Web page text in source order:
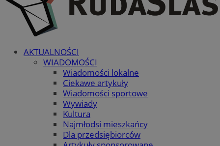
AKTUALNOŚCI
WIADOMOŚCI
Wiadomości lokalne
Ciekawe artykuły
Wiadomości sportowe
Wywiady
Kultura
Najmłodsi mieszkańcy
Dla przedsiębiorców